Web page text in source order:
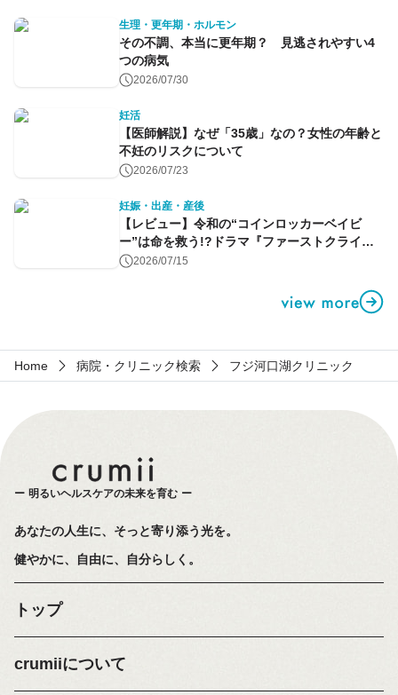
生理・更年期・ホルモン
その不調、本当に更年期？ 見逃されやすい4
つの病気
2026/07/30
妊活
【医師解説】なぜ「35歳」なの？女性の年齢と
不妊のリスクについて
2026/07/23
妊娠・出産・産後
【レビュー】令和の“コインロッカーベイビ
ー”は命を救う!?ドラマ『ファーストクライ』
第1話2026/07/15
Home 病院・クリニック検索 フジ河口湖クリニック
明るいヘルスケアの未来を育む
あなたの人生に、そっと寄り添う光を。
健やかに、自由に、自分らしく。
トップ
crumiiについて